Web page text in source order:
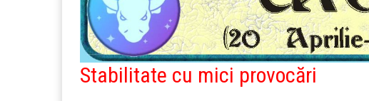
Stabilitate cu mici provocări